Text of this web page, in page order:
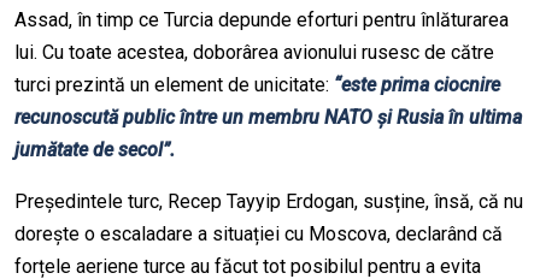
Assad, în timp ce Turcia depunde eforturi pentru înlăturarea
lui. Cu toate acestea, doborârea avionului rusesc de către
turci prezintă un element de unicitate: “este prima ciocnire
recunoscută public între un membru NATO și Rusia în ultima
jumătate de secol”.
Președintele turc, Recep Tayyip Erdogan, susține, însă, că nu
dorește o escaladare a situației cu Moscova, declarând că
forțele aeriene turce au făcut tot posibilul pentru a evita